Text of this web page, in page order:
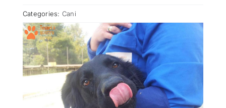
ATTUALITÀ
VIDEO
Categories: Cani